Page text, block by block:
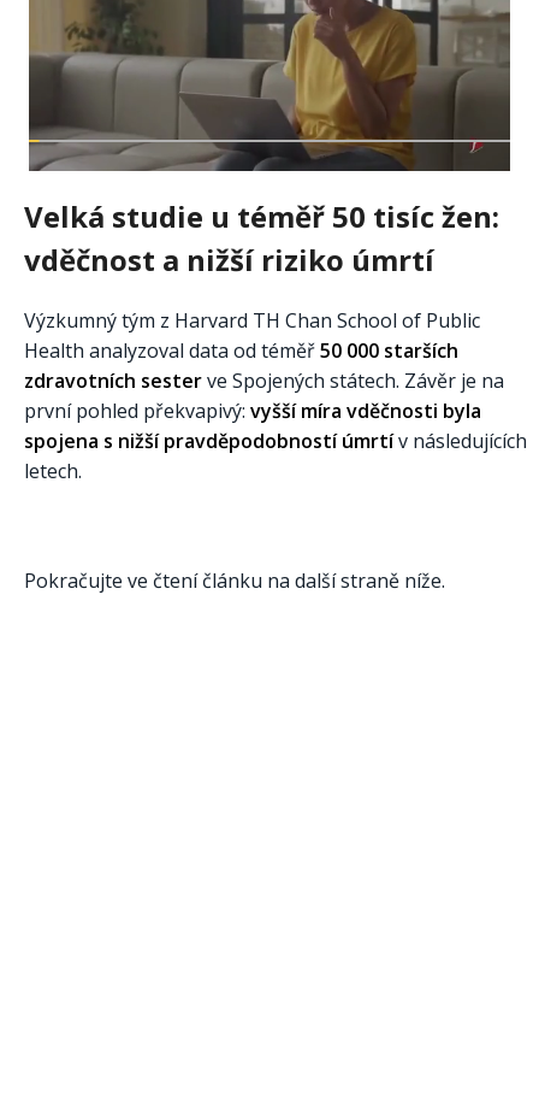
Velká studie u téměř 50 tisíc žen:
vděčnost a nižší riziko úmrtí
Výzkumný tým z Harvard TH Chan School of Public
Health analyzoval data od téměř50 000 starších
zdravotních sesterve Spojených státech. Závěr je na
první pohled překvapivý: vyšší míra vděčnosti byla
spojena s nižší pravděpodobností úmrtív následujících
letech.
Pokračujte ve čtení článku na další straně níže.